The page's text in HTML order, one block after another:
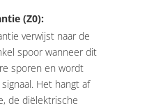
(Z0):
verwijst naar de
spoor wanneer dit
sporen en wordt
Het hangt af
de diëlektrische